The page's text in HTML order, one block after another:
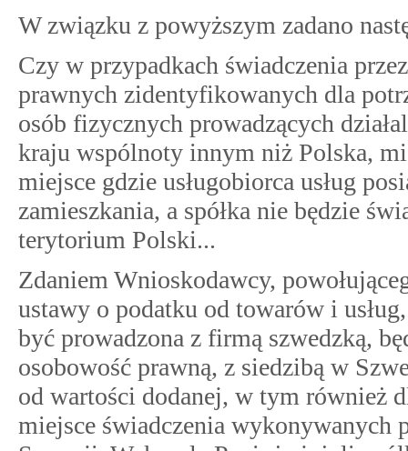
W związku z powyższym zadano
Czy w przypadkach świadczenia
prawnych zidentyfikowanych dla
osób fizycznych prowadzących
kraju wspólnoty innym niż Polska,
miejsce gdzie usługobiorca usług
zamieszkania, a spółka nie będzie
terytorium Polski...
Zdaniem Wnioskodawcy,
ustawy o podatku od towarów i
być prowadzona z firmą szwedzką,
osobowość prawną, z siedzibą w
od wartości dodanej, w tym również
miejsce świadczenia wykonywanych